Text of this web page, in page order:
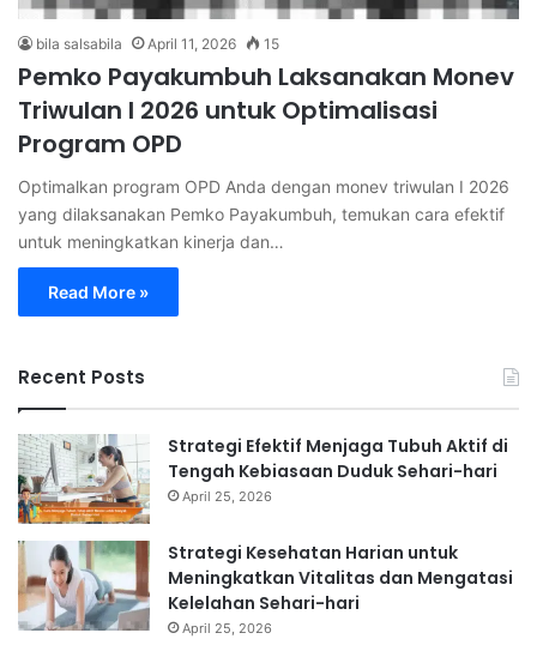
bila salsabila April 11, 2026 15
Pemko Payakumbuh Laksanakan Monev
Triwulan I 2026 untuk Optimalisasi
Program OPD
Optimalkan program OPD Anda dengan monev triwulan I 2026
yang dilaksanakan Pemko Payakumbuh, temukan cara efektif
untuk meningkatkan kinerja dan…
Read More »
Recent Posts
Strategi Efektif Menjaga Tubuh Aktif di
Tengah Kebiasaan Duduk Sehari-hari
April 25, 2026
Strategi Kesehatan Harian untuk
Meningkatkan Vitalitas dan Mengatasi
Kelelahan Sehari-hari
April 25, 2026